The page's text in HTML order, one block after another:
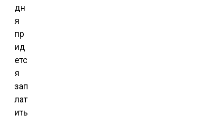
дн
я
пр
ид
етс
я
зап
лат
ить